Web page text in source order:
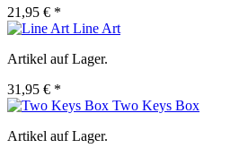
21,95 € *
Line Art
Artikel auf Lager.
31,95 € *
Two Keys Box
Artikel auf Lager.